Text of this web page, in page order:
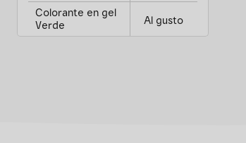
Colorante en gel
Verde
Al gusto